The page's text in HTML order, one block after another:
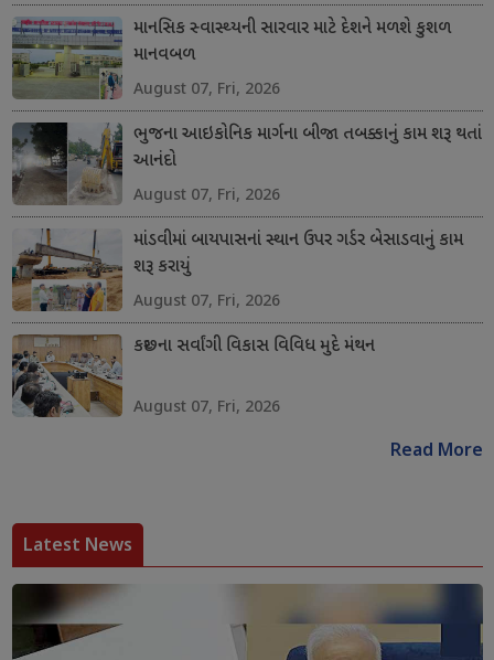
માનસિક સ્વાસ્થ્યની સારવાર માટે દેશને મળશે કુશળ
માનવબળ
August 07, Fri, 2026
ભુજના આઇકોનિક માર્ગના બીજા તબક્કાનું કામ શરૂ થતાં
આનંદો
August 07, Fri, 2026
માંડવીમાં બાયપાસનાં સ્થાન ઉપર ગર્ડર બેસાડવાનું કામ
શરૂ કરાયું
August 07, Fri, 2026
કચ્છના સર્વાંગી વિકાસ વિવિધ મુદે મંથન
August 07, Fri, 2026
Read More
Latest News